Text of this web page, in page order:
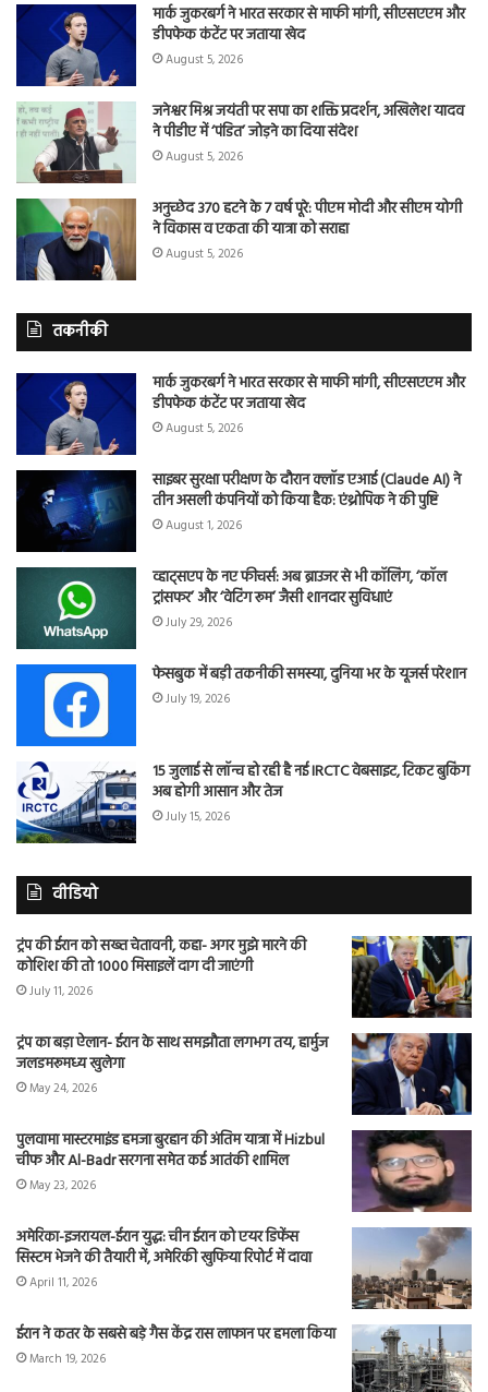
मार्क जुकरबर्ग ने भारत सरकार से माफी मांगी, सीएसएएम और
डीपफेक कंटेंट पर जताया खेद
August 5, 2026
जनेश्वर मिश्र जयंती पर सपा का शक्ति प्रदर्शन, अखिलेश यादव
ने पीडीए में ‘पंडित’ जोड़ने का दिया संदेश
August 5, 2026
अनुच्छेद 370 हटने के 7 वर्ष पूरे: पीएम मोदी और सीएम योगी
ने विकास व एकता की यात्रा को सराहा
August 5, 2026
तकनीकी
मार्क जुकरबर्ग ने भारत सरकार से माफी मांगी, सीएसएएम और
डीपफेक कंटेंट पर जताया खेद
August 5, 2026
साइबर सुरक्षा परीक्षण के दौरान क्लॉड एआई (Claude AI) ने
तीन असली कंपनियों को किया हैक: एंथ्रोपिक ने की पुष्टि
August 1, 2026
व्हाट्सएप के नए फीचर्स: अब ब्राउजर से भी कॉलिंग, ‘कॉल
ट्रांसफर’ और ‘वेटिंग रूम’ जैसी शानदार सुविधाएं
July 29, 2026
फेसबुक में बड़ी तकनीकी समस्या, दुनिया भर के यूजर्स परेशान
July 19, 2026
15 जुलाई से लॉन्च हो रही है नई IRCTC वेबसाइट, टिकट बुकिंग
अब होगी आसान और तेज
July 15, 2026
वीडियो
ट्रंप की ईरान को सख्त चेतावनी, कहा- अगर मुझे मारने की
कोशिश की तो 1000 मिसाइलें दाग दी जाएंगी
July 11, 2026
ट्रंप का बड़ा ऐलान- ईरान के साथ समझौता लगभग तय, हार्मुज
जलडमरूमध्य खुलेगा
May 24, 2026
पुलवामा मास्टरमाइंड हमजा बुरहान की अंतिम यात्रा में Hizbul
चीफ और Al-Badr सरगना समेत कई आतंकी शामिल
May 23, 2026
अमेरिका-इजरायल-ईरान युद्ध: चीन ईरान को एयर डिफेंस
सिस्टम भेजने की तैयारी में, अमेरिकी खुफिया रिपोर्ट में दावा
April 11, 2026
ईरान ने कतर के सबसे बड़े गैस केंद्र रास लाफान पर हमला किया
March 19, 2026